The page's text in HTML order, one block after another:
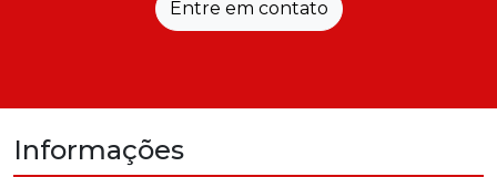
Entre em contato
Informações